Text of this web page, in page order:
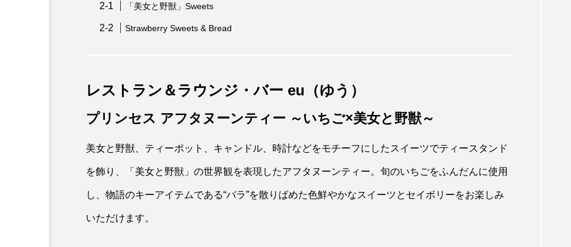
「美女と野獣」Sweets
Strawberry Sweets & Bread
レストラン＆ラウンジ・バー eu（ゆう）
プリンセス アフタヌーンティー ～いちご×美女と野獣～
美女と野獣、ティーポット、キャンドル、時計などをモチーフにしたスイーツでティースタンド
を飾り、「美女と野獣」の世界観を表現したアフタヌーンティー。旬のいちごをふんだんに使用
し、物語のキーアイテムである“バラ”を散りばめた色鮮やかなスイーツとセイボリーをお楽しみ
いただけます。